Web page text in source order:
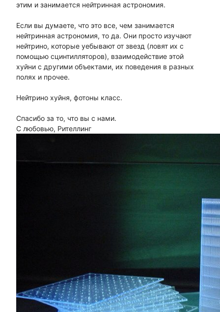
этим и занимается нейтринная астрономия.
Если вы думаете, что это все, чем занимается
нейтринная астрономия, то да. Они просто изучают
нейтрино, которые уебывают от звезд (ловят их с
помощью сцинтилляторов), взаимодействие этой
хуйни с другими объектами, их поведения в разных
полях и прочее.
Нейтрино хуйня, фотоны класс.
Спасибо за то, что вы с нами.
С любовью, Рителлинг